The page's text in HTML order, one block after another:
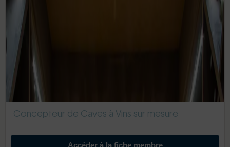
Concepteur de Caves à Vins sur mesure
Accéder à la fiche membre